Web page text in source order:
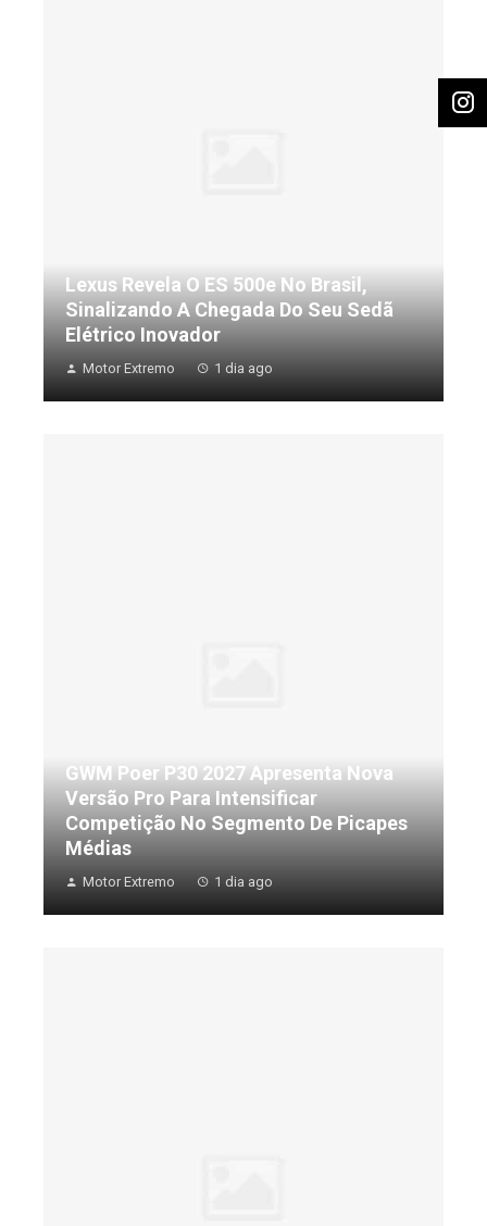
Lexus Revela O ES 500e No Brasil,
Sinalizando A Chegada Do Seu Sedã
Elétrico Inovador
Motor Extremo 1 dia ago
GWM Poer P30 2027 Apresenta Nova
Versão Pro Para Intensificar
Competição No Segmento De Picapes
Médias
Motor Extremo 1 dia ago